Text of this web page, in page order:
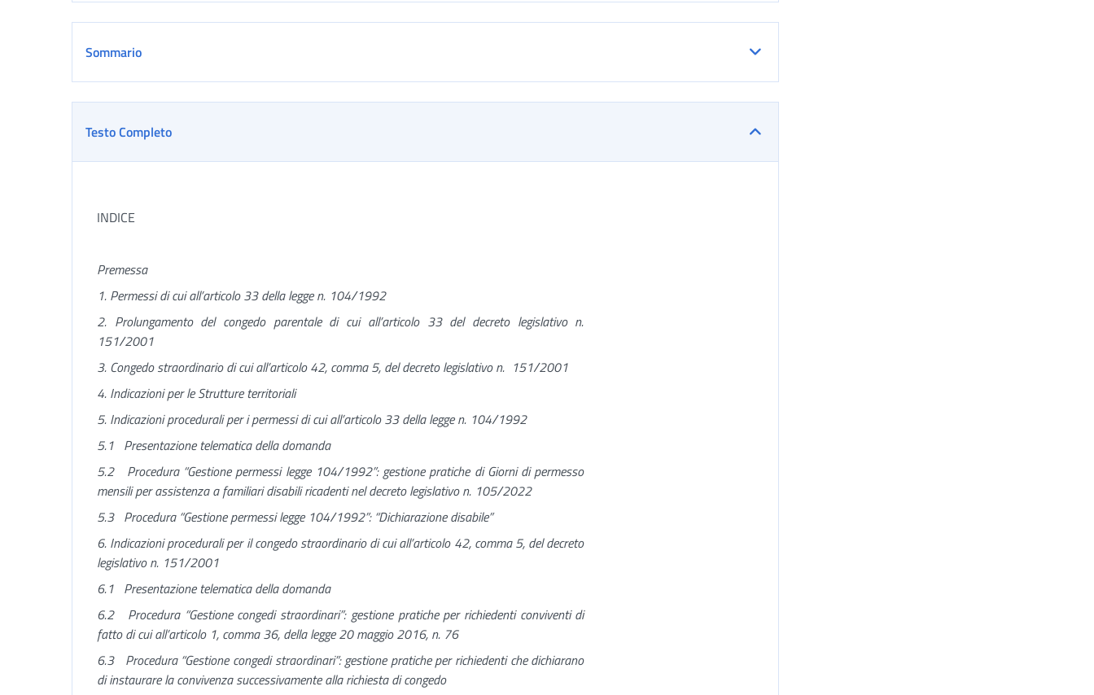
Sommario
Testo Completo
INDICE
Premessa
1. Permessi di cui all’articolo 33 della legge n. 104/1992
2. Prolungamento del congedo parentale di cui all’articolo 33 del decreto legislativo n.
151/2001
3. Congedo straordinario di cui all’articolo 42, comma 5, del decreto legislativo n. 151/2001
4. Indicazioni per le Strutture territoriali
5. Indicazioni procedurali per i permessi di cui all’articolo 33 della legge n. 104/1992
5.1 Presentazione telematica della domanda
5.2 Procedura “Gestione permessi legge 104/1992”: gestione pratiche di Giorni di permesso
mensili per assistenza a familiari disabili ricadenti nel decreto legislativo n. 105/2022
5.3 Procedura “Gestione permessi legge 104/1992”: “Dichiarazione disabile”
6. Indicazioni procedurali per il congedo straordinario di cui all’articolo 42, comma 5, del decreto
legislativo n. 151/2001
6.1 Presentazione telematica della domanda
6.2 Procedura “Gestione congedi straordinari”: gestione pratiche per richiedenti conviventi di
fatto di cui all’articolo 1, comma 36, della legge 20 maggio 2016, n. 76
6.3 Procedura “Gestione congedi straordinari”: gestione pratiche per richiedenti che dichiarano
di instaurare la convivenza successivamente alla richiesta di congedo